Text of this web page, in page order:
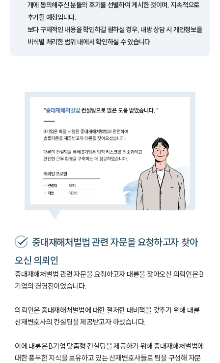
개에 동의해주신 분들의 후기를 선별하여 게시한 것이며, 지속적으로
추가될 예정입니다.
보다 구체적인 내용을 확인하길 원하실 경우, 내방 상담 시 개인정보를
비식별 처리한 범위 내에서 확인하실 수 있습니다.
중대재해처벌법 관련 자문을 요청하고자 찾아
오신 의뢰인
중대재해처벌법 관련 자문을 요청하고자 대륜을 찾아오신 의뢰인은 B
기업의 경영진이었습니다.
의뢰인은 중대재해처벌법에 대한 철저한 대비책을 갖추기 위해 대륜
산재변호사의 컨설팅을 제공받고자 하셨습니다.
이에 대륜은 B기업 맞춤형 컨설팅을 제공하기 위해 중대재해처벌법에
대한 풍부한 지식을 보유하고 있는 산재변호사들로 팀을 구성해 자문